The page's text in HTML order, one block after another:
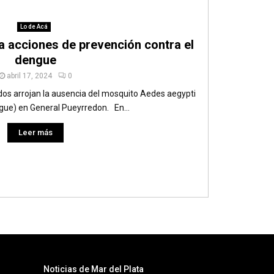
Lo de Acá
acciones de prevención contra el
dengue
abril 17, 2024 0
arrojan la ausencia del mosquito Aedes aegypti
en General Pueyrredon. En...
Leer más
Noticias de Mar del Plata